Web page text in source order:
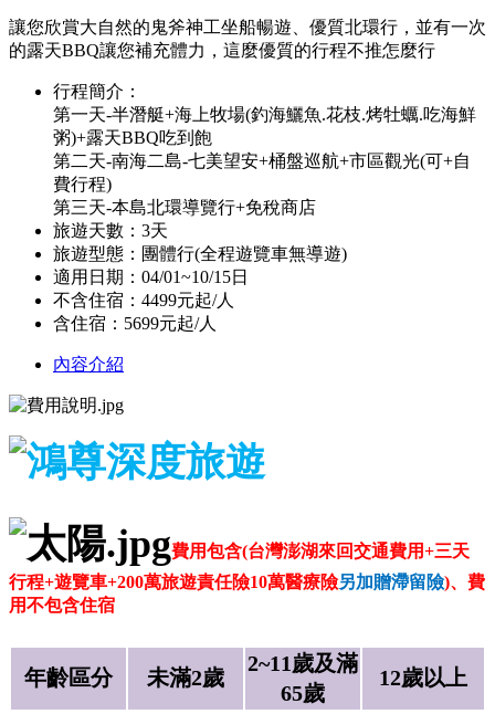
讓您欣賞大自然的鬼斧神工坐船暢遊、優質北環行，並有一次
的露天BBQ讓您補充體力，這麼優質的行程不推怎麼行
行程簡介：
第一天-半潛艇+海上牧場(釣海鱺魚.花枝.烤牡蠣.吃海鮮
粥)+露天BBQ吃到飽
第二天-南海二島-七美望安+桶盤巡航+市區觀光(可+自
費行程)
第三天-本島北環導覽行+免稅商店
旅遊天數：3天
旅遊型態：團體行(全程遊覽車無導遊)
適用日期：04/01~10/15日
不含住宿：4499元起/人
含住宿：5699元起/人
內容介紹
費用包含(台灣澎湖來回交通費用+三天
行程+遊覽車+200萬旅遊責任險10萬醫療險另加贈滯留險)、費
用不包含住宿
年齡區分 未滿2歲
2~11歲及滿
65歲
12歲以上